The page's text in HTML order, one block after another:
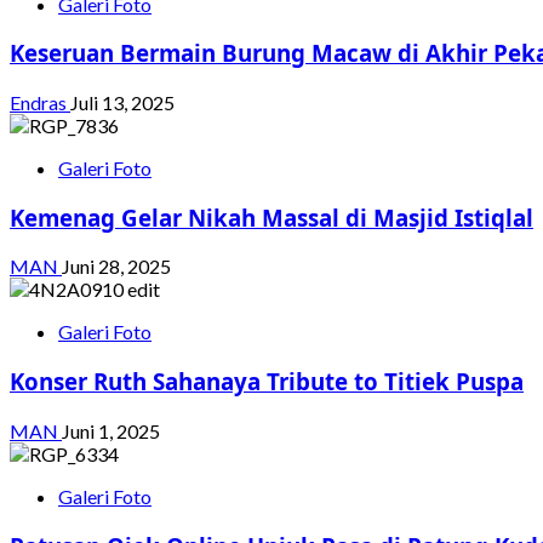
Keseruan Bermain Burung Macaw di Akhir
Endras Juli 13, 2025
Galeri Foto
Kemenag Gelar Nikah Massal di Masjid Istiqlal
MAN Juni 28, 2025
Galeri Foto
Konser Ruth Sahanaya Tribute to Titiek Puspa
MAN Juni 1, 2025
Galeri Foto